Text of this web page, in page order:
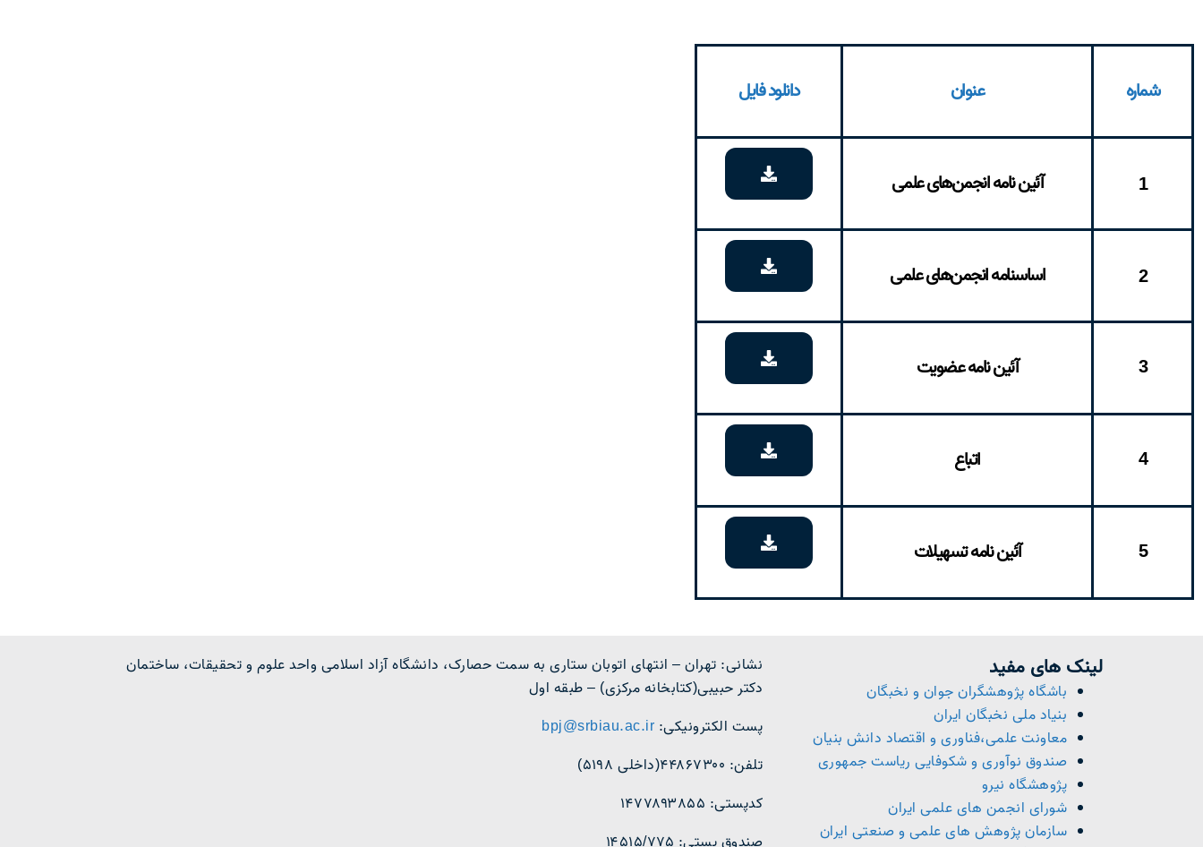
شماره عنوان دانلود فایل
1 آئین‌ نامه انجمن‌های علمی
2 اساسنامه انجمن‌های علمی
3 آئین‌ نامه عضویت
4 اتباع
5 آئین نامه تسهیلات
لینک های مفید
باشگاه پژوهشگران جوان و نخبگان
بنیاد ملی نخبگان ایران
معاونت علمی،فناوری و اقتصاد دانش بنیان
صندوق نوآوری و شکوفایی ریاست جمهوری
پژوهشگاه نیرو
شورای انجمن های علمی ایران
سازمان پژوهش های علمی و صنعتی ایران
نشانی: تهران – انتهای اتوبان ستاری به سمت حصارک، دانشگاه آزاد اسلامی واحد علوم و تحقیقات، ساختمان
دکتر حبیبی(کتابخانه مرکزی) – طبقه اول
پست الکترونیکی: bpj@srbiau.ac.ir
تلفن: ۴۴۸۶۷۳۰۰(داخلی ۵۱۹۸)
کدپستی: ۱۴۷۷۸۹۳۸۵۵
صندوق پستی: ۱۴۵۱۵/۷۷۵